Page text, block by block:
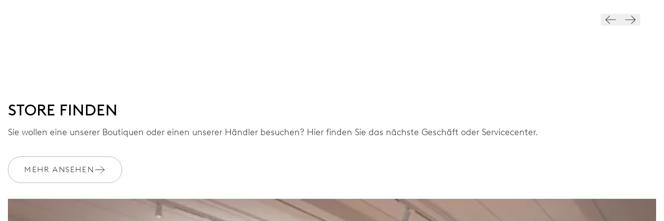
STORE FINDEN
Sie wollen eine unserer Boutiquen oder einen unserer Händler besuchen? Hier finden Sie das nächste Geschäft oder Servicecenter.
MEHR ANSEHEN